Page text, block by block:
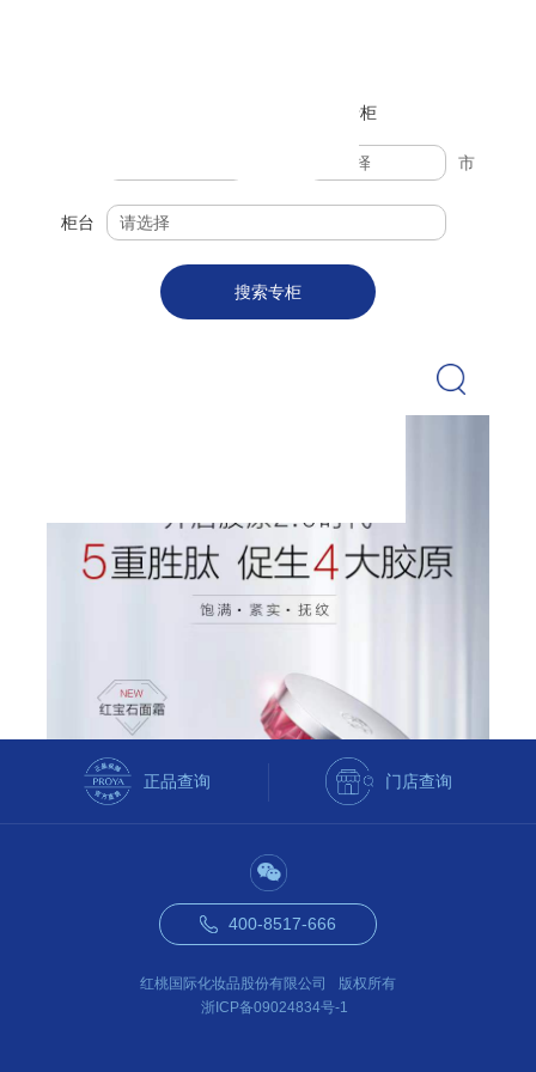
搜索离您最近的红桃国际专柜
请选择 市
柜台 请选择
搜索专柜
正品查询 门店查询
400-8517-666
红桃国际化妆品股份有限公司
版权所有
浙ICP备09024834号-1